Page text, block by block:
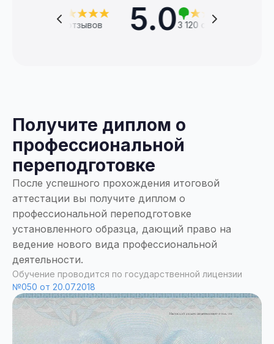
5.0 3 120 отзывов
Получите диплом о
профессиональной
переподготовке
После успешного прохождения итоговой
аттестации вы получите диплом о
профессиональной переподготовке
установленного образца, дающий право на
ведение нового вида профессиональной
деятельности.
Обучение проводится по государственной лицензии
№050 от 20.07.2018